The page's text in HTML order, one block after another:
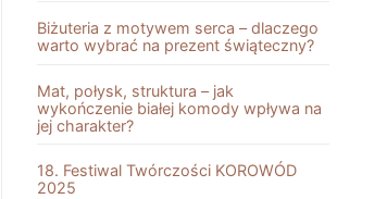
Biżuteria z motywem serca – dlaczego
warto wybrać na prezent świąteczny?
Mat, połysk, struktura – jak
wykończenie białej komody wpływa na
jej charakter?
18. Festiwal Twórczości KOROWÓD
2025